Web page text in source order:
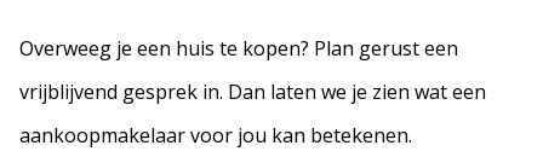
Overweeg je een huis te kopen? Plan gerust een
vrijblijvend gesprek in. Dan laten we je zien wat een
aankoopmakelaar voor jou kan betekenen.